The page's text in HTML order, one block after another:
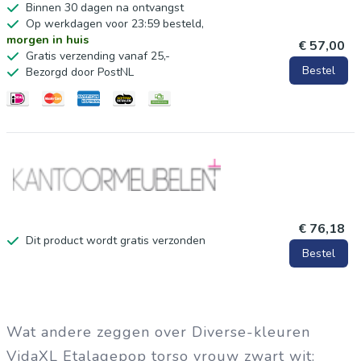
Hoogte nek: 8,5 cm
Materiaal: Polyester: 100%
Binnen 30 dagen na ontvangst
Op werkdagen voor 23:59 besteld,
morgen in huis
Gratis verzending vanaf 25,-
Bezorgd door PostNL
€ 57,00
Bestel
Dit product wordt gratis verzonden
€ 76,18
Bestel
Wat andere zeggen over Diverse-kleuren
VidaXL Etalagepop torso vrouw zwart wit: